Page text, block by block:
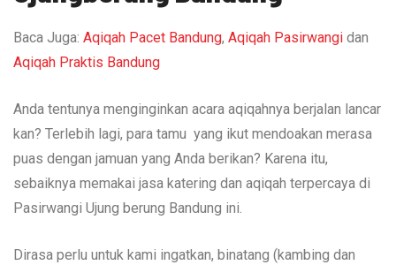
Baca Juga: Aqiqah Pacet Bandung, Aqiqah Pasirwangi dan
Aqiqah Praktis Bandung
Anda tentunya menginginkan acara aqiqahnya berjalan lancar
kan? Terlebih lagi, para tamu yang ikut mendoakan merasa
puas dengan jamuan yang Anda berikan? Karena itu,
sebaiknya memakai jasa katering dan aqiqah terpercaya di
Pasirwangi Ujung berung Bandung ini.
Dirasa perlu untuk kami ingatkan, binatang (kambing dan